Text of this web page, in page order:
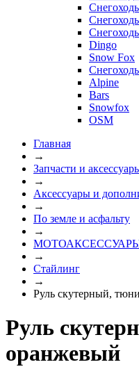
Dingo
Snow Fox
Alpine
Bars
Snowfox
OSM
Главная
→
Запчасти и
→
Аксессуары и
→
По земле и асфальту
→
→
Стайлинг
→
Руль скутерный,
Руль
оранжевый